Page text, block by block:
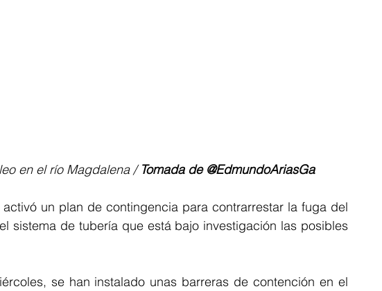
en el río Magdalena / Tomada de @EdmundoAriasGa
un plan de contingencia para contrarrestar la fuga del
sistema de tubería que está bajo investigación las posibles
se han instalado unas barreras de contención en el